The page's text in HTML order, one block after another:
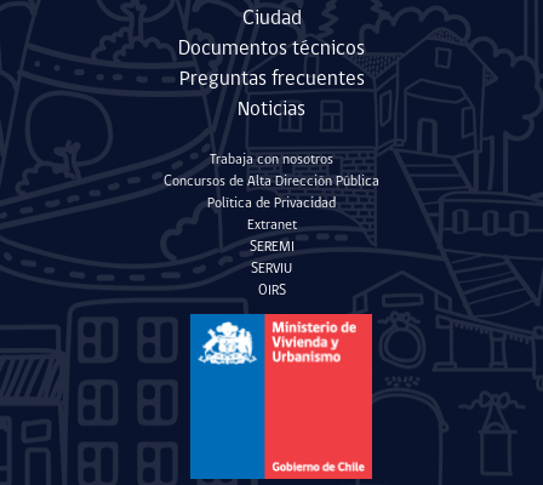
Ciudad
Documentos técnicos
Preguntas frecuentes
Noticias
Trabaja con nosotros
Concursos de Alta Dirección Pública
Política de Privacidad
Extranet
SEREMI
SERVIU
OIRS